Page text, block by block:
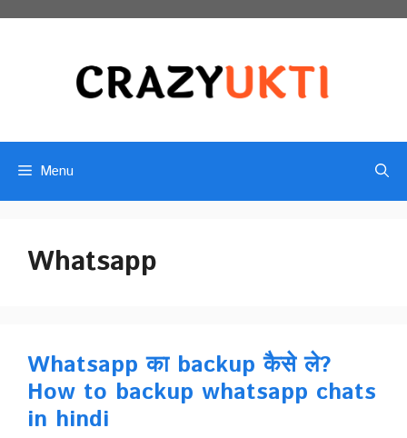
Skip
Menu
Whatsapp
Whatsapp का backup कैसे ले?
How to backup whatsapp chats
in hindi